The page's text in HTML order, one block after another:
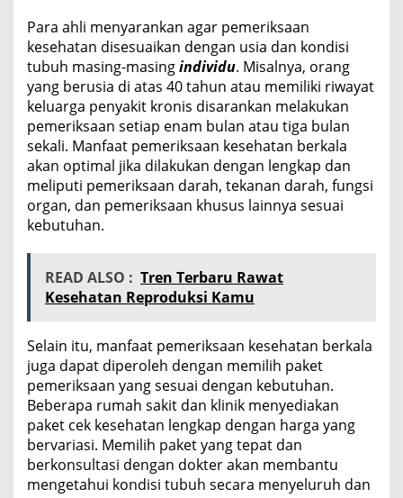
Para ahli menyarankan agar pemeriksaan
kesehatan disesuaikan dengan usia dan kondisi
tubuh masing-masingindividu. Misalnya, orang
yang berusia di atas 40 tahun atau memiliki riwayat
keluarga penyakit kronis disarankan melakukan
pemeriksaan setiap enam bulan atau tiga bulan
sekali. Manfaat pemeriksaan kesehatan berkala
akan optimal jika dilakukan dengan lengkap dan
meliputi pemeriksaan darah, tekanan darah, fungsi
organ, dan pemeriksaan khusus lainnya sesuai
kebutuhan.
READ ALSO : Tren Terbaru Rawat
Kesehatan Reproduksi Kamu
Selain itu, manfaat pemeriksaan kesehatan berkala
juga dapat diperoleh dengan memilih paket
pemeriksaan yang sesuai dengan kebutuhan.
Beberapa rumah sakit dan klinik menyediakan
paket cek kesehatan lengkap dengan harga yang
bervariasi. Memilih paket yang tepat dan
berkonsultasi dengan dokter akan membantu
mengetahui kondisi tubuh secara menyeluruh dan